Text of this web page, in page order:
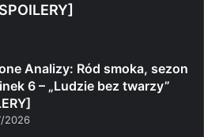
Analizy: Ród smoka, sezon
6 – „Ludzie bez twarzy”
2026